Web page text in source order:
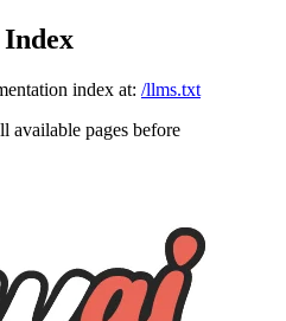
index at: /llms.txt
available pages before